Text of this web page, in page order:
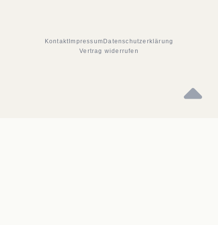
Kontakt Impressum Datenschutzerklärung
Vertrag widerrufen